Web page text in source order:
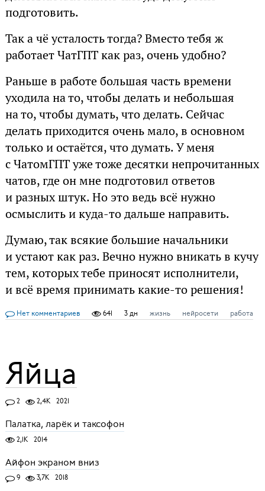
подготовить.
Так а чё усталость тогда? Вместо тебя ж
работает ЧатГПТ как раз, очень удобно?
Раньше в работе большая часть времени
уходила на то, чтобы делать и небольшая
на то, чтобы думать, что делать. Сейчас
делать приходится очень мало, в основном
только и остаётся, что думать. У меня
с ЧатомГПТ уже тоже десятки непрочитанных
чатов, где он мне подготовил ответов
и разных штук. Но это ведь всё нужно
осмыслить и куда-то дальше направить.
Думаю, так всякие большие начальники
и устают как раз. Вечно нужно вникать в кучу
тем, которых тебе приносят исполнители,
и всё время принимать какие-то решения!
Нет комментариев 641 3 дн жизнь нейросети работа
Яйца
2 2,4K 2021
Палатка, ларёк и таксофон
2,1K 2014
Айфон экраном вниз
9 3,7K 2018